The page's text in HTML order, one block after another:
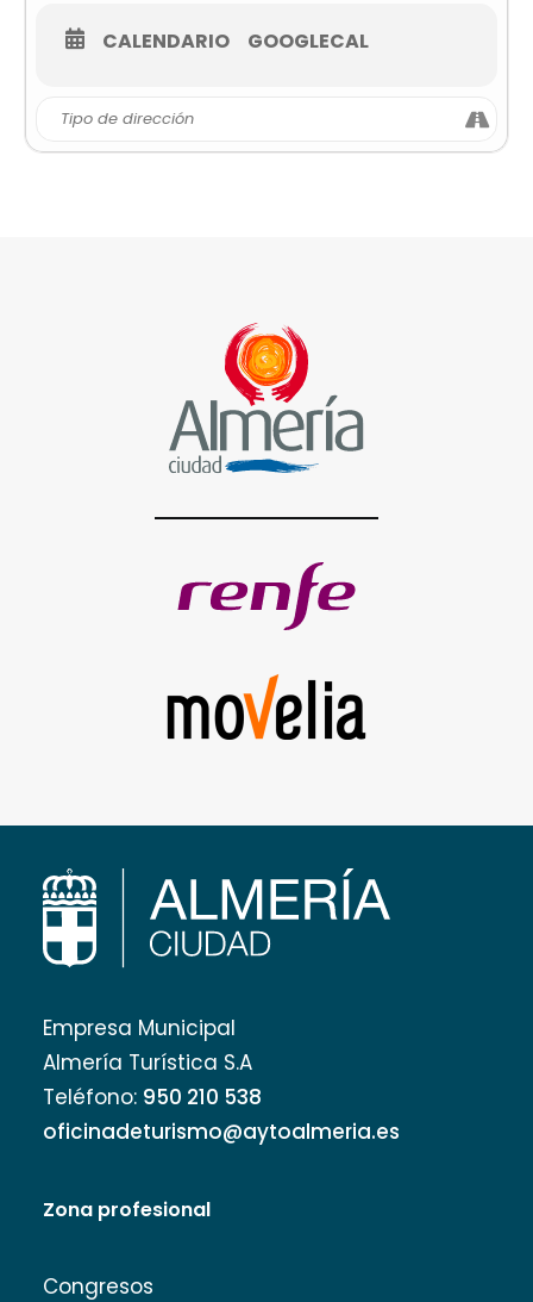
CALENDARIO GOOGLECAL
Empresa Municipal
Almería Turística S.A
Teléfono: 950 210 538
oficinadeturismo@aytoalmeria.es
Zona profesional
Congresos